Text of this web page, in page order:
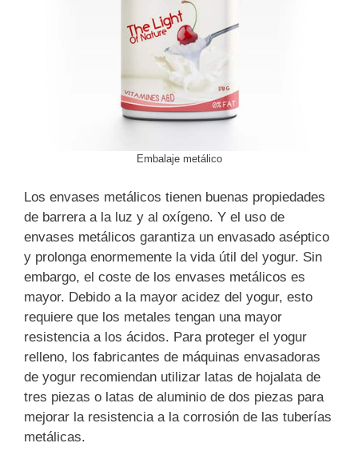
Embalaje metálico
Los envases metálicos tienen buenas propiedades
de barrera a la luz y al oxígeno. Y el uso de
envases metálicos garantiza un envasado aséptico
y prolonga enormemente la vida útil del yogur. Sin
embargo, el coste de los envases metálicos es
mayor. Debido a la mayor acidez del yogur, esto
requiere que los metales tengan una mayor
resistencia a los ácidos. Para proteger el yogur
relleno, los fabricantes de máquinas envasadoras
de yogur recomiendan utilizar latas de hojalata de
tres piezas o latas de aluminio de dos piezas para
mejorar la resistencia a la corrosión de las tuberías
metálicas.